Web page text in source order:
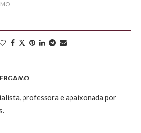
professora e apaixonada por